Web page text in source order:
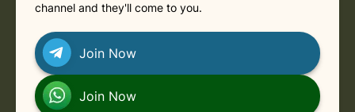
channel and they'll come to you.
Join Now
Join Now